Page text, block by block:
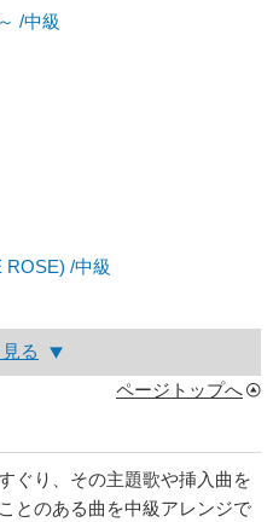
/中級
ROSE) /中級
る
ページトップへ
ぐり、その主題歌や挿入曲を
とのある曲を中級アレンジで